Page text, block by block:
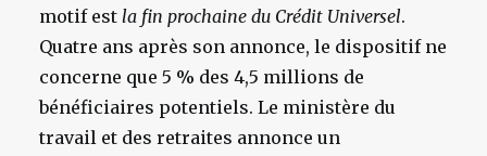
motif est la fin prochaine du Crédit Universel.
Quatre ans après son annonce, le dispositif ne
concerne que 5 % des 4,5 millions de
bénéficiaires potentiels. Le ministère du
travail et des retraites annonce un